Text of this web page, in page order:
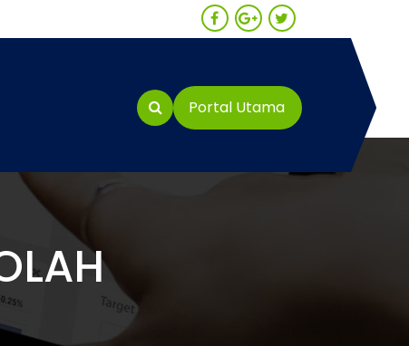
Portal Utama